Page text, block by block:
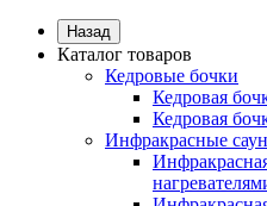
Назад
Каталог товаров
Кедровые бочки
Кедровая
Кедровая
Инфракрасные